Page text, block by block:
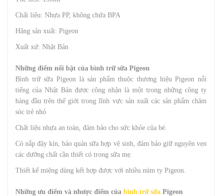
Chất liệu: Nhựa PP, không chứa BPA
Hãng sản xuất: Pigeon
Xuất xứ: Nhật Bản
Những điểm nổi bật của bình trữ sữa Pigeon
Bình trữ sữa Pigeon là sản phẩm thuộc thương hiệu Pigeon nổi
tiếng của Nhật Bản được công nhận là một trong những công ty
hàng đầu trên thế giới trong lĩnh vực sản xuất các sản phẩm chăm
sóc trẻ nhỏ
Chất liệu nhựa an toàn, đảm bảo cho sức khỏe của bé.
Có nắp đậy kín, bảo quản sữa hợp vệ sinh, đảm bảo giữ nguyên vẹn
các dưỡng chất cần thiết có trong sữa mẹ.
Thiết kế miệng dùng kết hợp được với nhiều núm ty Pigeon.
Những ưu điểm và nhược điểm của bình trữ sữa Pigeon